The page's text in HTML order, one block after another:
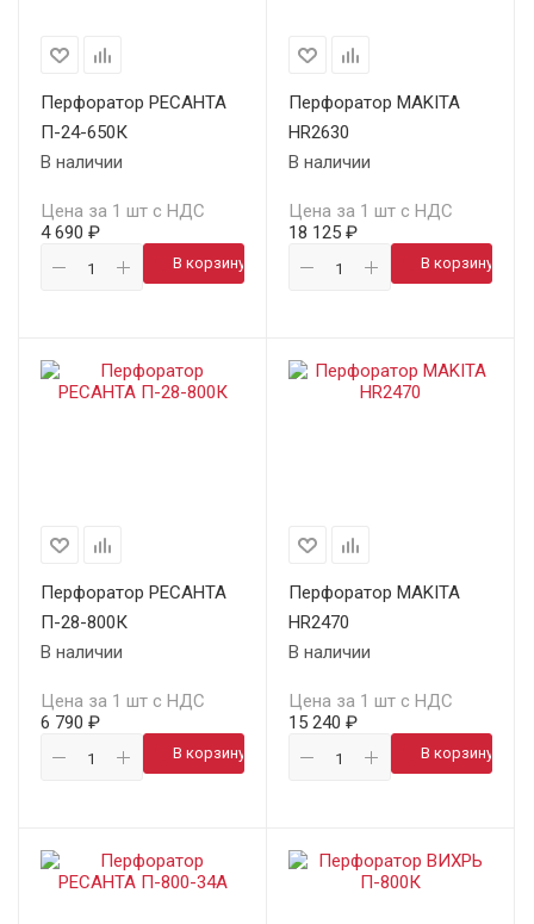
Перфоратор РЕСАНТА
П-24-650К
В наличии
Цена за 1 шт с НДС
4 690 ₽
В корзину
Перфоратор MAKITA
HR2630
В наличии
Цена за 1 шт с НДС
18 125 ₽
В корзину
Перфоратор РЕСАНТА
П-28-800К
В наличии
Цена за 1 шт с НДС
6 790 ₽
В корзину
Перфоратор MAKITA
HR2470
В наличии
Цена за 1 шт с НДС
15 240 ₽
В корзину